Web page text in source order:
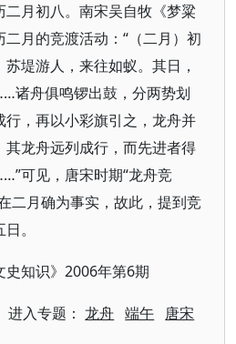
二月初八。南宋吴自牧《梦粱
月的竞渡活动：“（二月）初
堤游人，来往如蚁。其日，
诸舟俱鸣锣出鼓，分两势划
，再以小彩旗引之，龙舟并
龙舟远列成行，而先进者得
可见，唐宋时期“龙舟竞
二月确为事实，故此，提到竞
。
知识》2006年第6期
进入专题：龙舟 端午 唐宋